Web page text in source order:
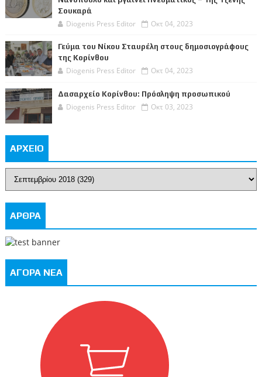
Σουκαρά
Diogenis Press Editor Οκτ 04, 2023
Γεύμα του Νίκου Σταυρέλη στους δημοσιογράφους
της Κορίνθου
Diogenis Press Editor Οκτ 04, 2023
Δασαρχείο Κορίνθου: Πρόσληψη προσωπικού
Diogenis Press Editor Οκτ 03, 2023
ΑΡΧΕΙΟ
ΑΡΘΡΑ
ΑΓΟΡΑ ΝΕΑ